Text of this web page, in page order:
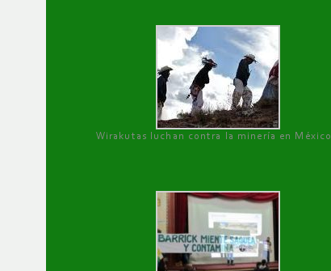
Wirakutas luchan contra la minería en México